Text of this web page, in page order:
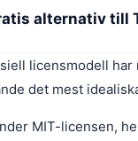
alternativ till
licensmodell
det mest
MIT-licensen,